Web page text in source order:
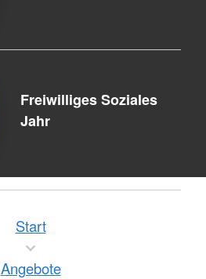
Freiwilliges Soziales
Jahr
Start
Angebote